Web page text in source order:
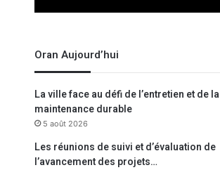
Oran Aujourd’hui
La ville face au défi de l’entretien et de la
maintenance durable
5 août 2026
Les réunions de suivi et d’évaluation de
l’avancement des projets…